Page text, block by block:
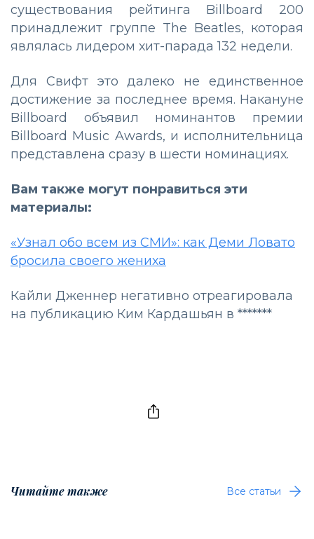
существования рейтинга Billboard 200
принадлежит группе The Beatles, которая
являлась лидером хит-парада 132 недели.
Для Свифт это далеко не единственное
достижение за последнее время. Накануне
Billboard объявил номинантов премии
Billboard Music Awards, и исполнительница
представлена сразу в шести номинациях.
Вам также могут понравиться эти
материалы:
«Узнал обо всем из СМИ»: как Деми Ловато
бросила своего жениха
Кайли Дженнер негативно отреагировала
на публикацию Ким Кардашьян в *******
Читайте также Все статьи